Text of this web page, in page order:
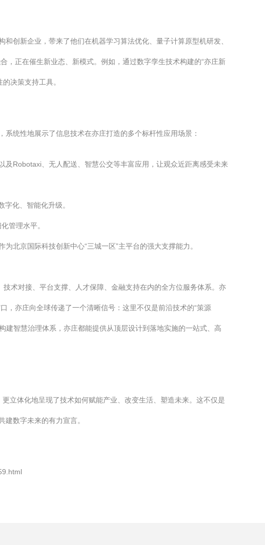
创新企业，带来了他们在机器学习算法优化、量子计算原型机研发、
，正在催生新业态、新模式。例如，通过数字孪生技术构建的“亦庄新
决策支持工具。
统性地展示了信息技术在亦庄打造的多个标杆性应用场景：
及Robotaxi、无人配送、智慧公交等丰富应用，让观众近距离感受未来
化、智能化升级。
管理水平。
北京国际科技创新中心“三城一区”主平台的强大支撑能力。
术对接、平台支撑、人才保障、金融支持在内的全方位服务体系。亦
，亦庄向全球传递了一个清晰信号：这里不仅是前沿技术的“策源
建智慧治理体系，亦庄都能提供从顶层设计到落地实施的一站式、高
立体化地呈现了技术如何赋能产业、改变生活、塑造未来。这不仅是
数字未来的有力宣言。